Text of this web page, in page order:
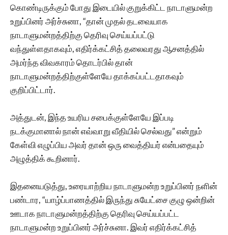
கொண்டிருக்கும் போது இடையில் குறுக்கிட்ட நாடாளுமன்ற
உறுப்பினர் அர்ச்சுனா, “தான் முதல் தடவையாக
நாடாளுமன்றத்திற்கு தெரிவு செய்யப்பட்டு
வந்துள்ளதாகவும், எதிர்க்கட்சித் தலைவரது ஆசனத்தில்
அமர்ந்த விவகாரம் தொடர்பில் தான்
நாடாளுமன்றத்திற்குள்ளேயே தாக்கப்பட்டதாகவும்
குறிப்பிட்டார்.
அத்துடன், இந்த உயரிய சபைக்குள்ளேயே இப்படி
நடக்குமானால் நான் எவ்வாறு வீதியில் செல்வது” என்றும்
கேள்வி எழுப்பிய அவர் தான் ஒரு வைத்தியர் என்பதையும்
அழுத்திக் கூறினார்.
இதனையடுத்து, உரையாற்றிய நாடாளுமன்ற உறுப்பினர் நளின்
பண்டார, “யாழ்ப்பாணத்தில் இருந்து சுயேட்சை குழு ஒன்றின்
ஊடாக நாடாளுமன்றத்திற்கு தெரிவு செய்யப்பட்ட
நாடாளுமன்ற உறுப்பினர் அர்ச்சுனா. இவர் எதிர்க்கட்சித்